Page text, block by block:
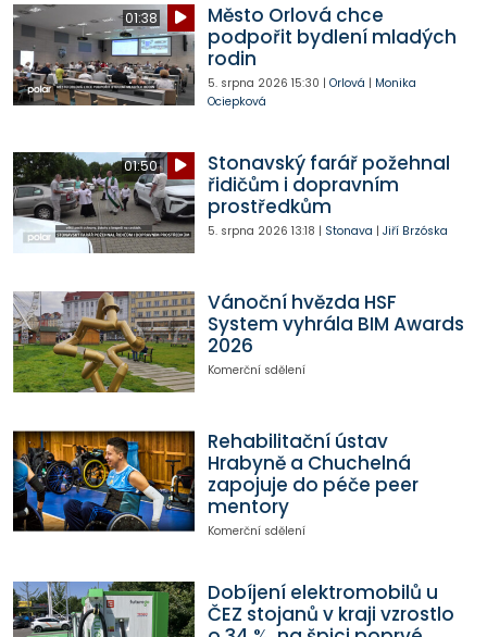
01:38
Město Orlová chce
podpořit bydlení mladých
rodin
5. srpna 2026 15:30 | Orlová | Monika
Ociepková
01:50
Stonavský farář požehnal
řidičům i dopravním
prostředkům
5. srpna 2026 13:18 | Stonava | Jiří Brzóska
Vánoční hvězda HSF
System vyhrála BIM Awards
2026
Komerční sdělení
Rehabilitační ústav
Hrabyně a Chuchelná
zapojuje do péče peer
mentory
Komerční sdělení
Dobíjení elektromobilů u
ČEZ stojanů v kraji vzrostlo